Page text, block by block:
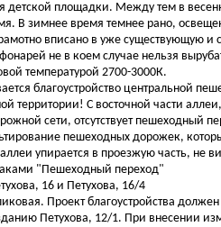
детской площадки. Между тем в
В зимнее время темнее рано,
вписано в уже существующую и
не в коем случае нельзя
температурой 2700-3000К.
благоустройство центральной
территории! С восточной части
сети, отсутствует пешеходный
пешеходных дорожек,
упирается в проезжую часть, не
"Пешеходный переход"
16 и Петухова, 16/4
Проект благоустройства
Петухова, 12/1. При внесении